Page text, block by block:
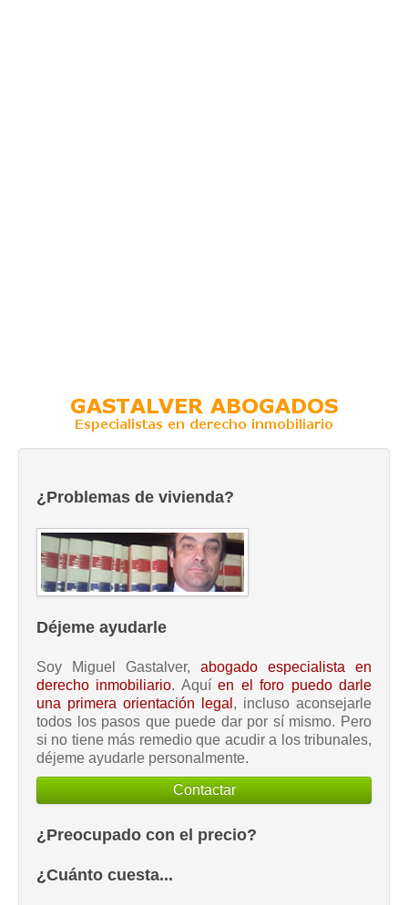
¿Problemas de vivienda?
Déjeme ayudarle
Soy Miguel Gastalver, abogado especialista en
derecho inmobiliario. Aquíen el foro puedo darle
una primera orientación legal , incluso aconsejarle
todos los pasos que puede dar por sí mismo. Pero
si no tiene más remedio que acudir a los tribunales,
déjeme ayudarle personalmente.
Contactar
¿Preocupado con el precio?
¿Cuánto cuesta...